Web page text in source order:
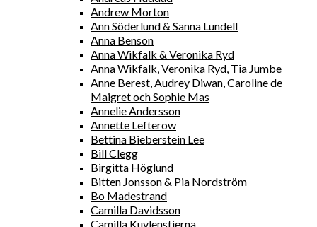
Andrew Morton
Ann Söderlund & Sanna Lundell
Anna Benson
Anna Wikfalk & Veronika Ryd
Anna Wikfalk, Veronika Ryd, Tia Jumbe
Anne Berest, Audrey Diwan, Caroline de
Maigret och Sophie Mas
Annelie Andersson
Annette Lefterow
Bettina Bieberstein Lee
Bill Clegg
Birgitta Höglund
Bitten Jonsson & Pia Nordström
Bo Madestrand
Camilla Davidsson
Camilla Kuylenstierna